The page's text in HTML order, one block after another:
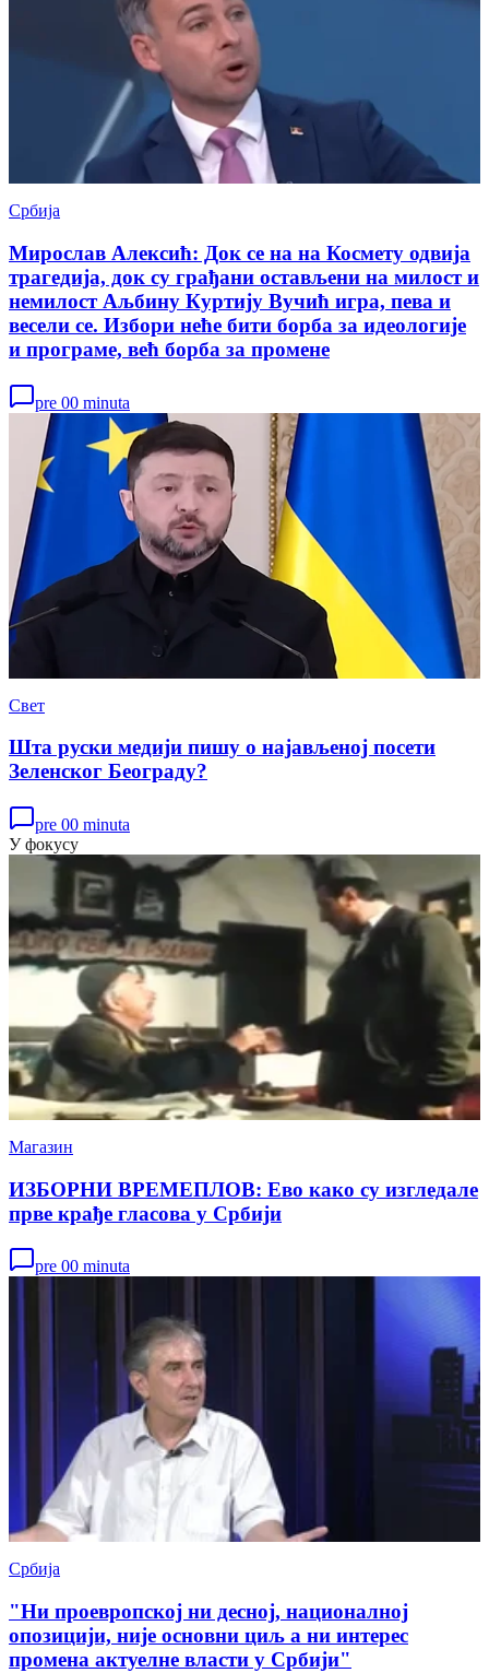
Србија
Мирослав Алексић: Док се на на Космету одвија
трагедија, док су грађани остављени на милост и
немилост Аљбину Куртију Вучић игра, пева и
весели се. Избори неће бити борба за идеологије
и програме, већ борба за промене
pre 00 minuta
Свет
Шта руски медији пишу о најављеној посети
Зеленског Београду?
pre 00 minuta
У фокусу
Магазин
ИЗБОРНИ ВРЕМЕПЛОВ: Ево како су изгледале
прве крађе гласова у Србији
pre 00 minuta
Србија
"Ни проевропској ни десној, националној
опозицији, није основни циљ а ни интерес
промена актуелне власти у Србији"